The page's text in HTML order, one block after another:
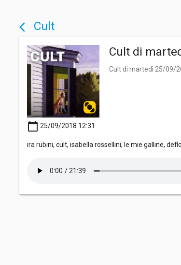
arrow_back_ios Cult
Cult di
Cult di martedì 25/09/
calendar_today 25/09/2018 12:31
ira rubini, cult, isabella rossellini, le mie galline,